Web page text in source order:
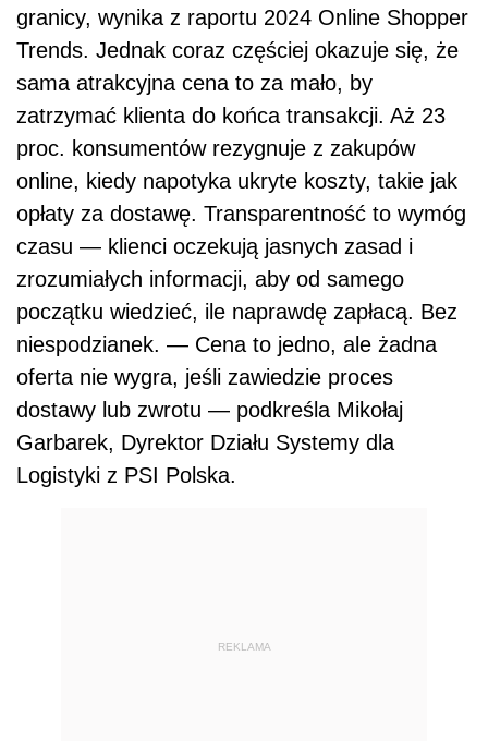
granicy, wynika z raportu 2024 Online Shopper
Trends. Jednak coraz częściej okazuje się, że
sama atrakcyjna cena to za mało, by
zatrzymać klienta do końca transakcji. Aż 23
proc. konsumentów rezygnuje z zakupów
online, kiedy napotyka ukryte koszty, takie jak
opłaty za dostawę. Transparentność to wymóg
czasu — klienci oczekują jasnych zasad i
zrozumiałych informacji, aby od samego
początku wiedzieć, ile naprawdę zapłacą. Bez
niespodzianek. — Cena to jedno, ale żadna
oferta nie wygra, jeśli zawiedzie proces
dostawy lub zwrotu — podkreśla Mikołaj
Garbarek, Dyrektor Działu Systemy dla
Logistyki z PSI Polska.
REKLAMA